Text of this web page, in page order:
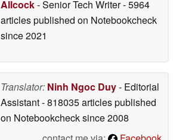
Allcock- Senior Tech Writer- 5964
articles published on Notebookcheck
since 2021
Translator: Ninh Ngoc Duy- Editorial
Assistant- 818035 articles published
on Notebookchecksince 2008